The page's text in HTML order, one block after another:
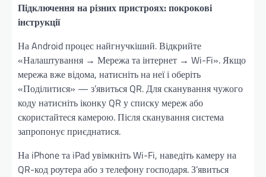
Підключення на різних пристроях: покрокові
інструкції
На Android процес найгнучкіший. Відкрийте
«Налаштування → Мережа та інтернет → Wi-Fi». Якщо
мережа вже відома, натисніть на неї і оберіть
«Поділитися» — з’явиться QR. Для сканування чужого
коду натисніть іконку QR у списку мереж або
скористайтеся камерою. Після сканування система
запропонує приєднатися.
На iPhone та iPad увімкніть Wi-Fi, наведіть камеру на
QR-код роутера або з телефону господаря. З’явиться